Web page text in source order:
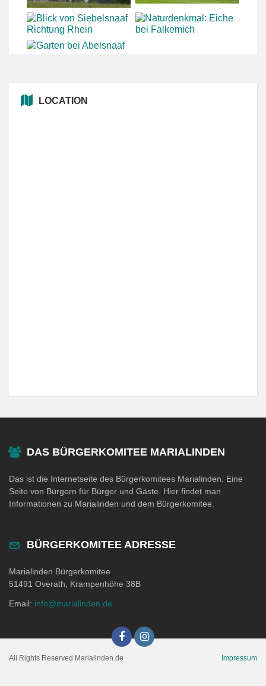
LOCATION
DAS BÜRGERKOMITEE MARIALINDEN
Das ist die Internetseite des Bürgerkomitees Marialinden. Eine
Seite von Bürgern für Bürger und Gäste. Hier findet man
Informationen zu Marialinden und dem Bürgerkomitee.
BÜRGERKOMITEE ADRESSE
Marialinden Bürgerkomitee
51491 Overath, Krampenhöhe 38B
Email: info@marialinden.de
All Rights Reserved Marialinden.de Impressum